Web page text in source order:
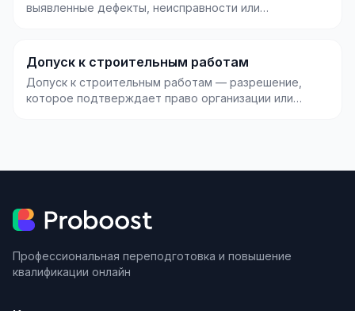
выявленные дефекты, неисправности или
Допуск к строительным работам
Допуск к строительным работам — разрешение,
которое подтверждает право организации или
Профессиональная переподготовка и повышение
квалификации онлайн